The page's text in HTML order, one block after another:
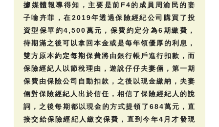
據媒體報導得知，主要是前F4的成員周渝民的妻
子喻卉菲，在2019年透過保險經紀公司購買了投
資型保單約4,500萬元，保費約定分為6期繳費，
待期滿之後可以拿回本金或是每年領優厚的利息，
雙方原本約定每期保費將由銀行帳戶進行扣款，而
保險經紀人以節稅理由，遊說仔仔夫妻倆，第一期
保費由保險公司自動扣款，之後以現金繳納，夫妻
倆對保險經紀人出於信任，相信了保險經紀人的說
詞，之後每期都以現金的方式提領了684萬元，直
接交給保險經紀人繳交保費，直到今年4月才發現